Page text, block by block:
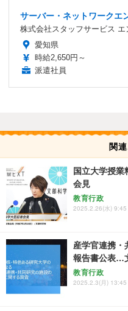
サーバー・ネットワークエ
株式会社スタッフサービス エ
愛知県
時給2,650円～
派遣社員
関
国立大学授
会見
教育行政
2025.2.26(水) 9:45
産学官連携・
報告書公表…
教育行政
2025.2.3(月) 13:45